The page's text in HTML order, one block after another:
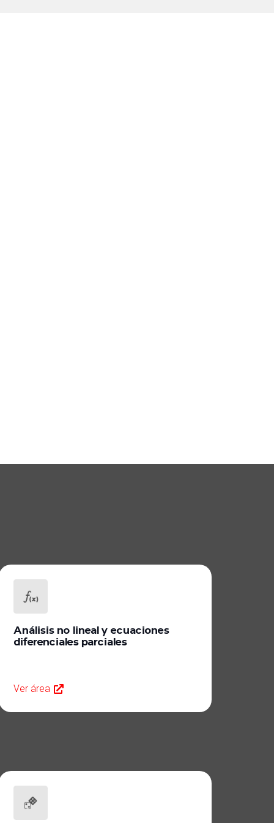
Análisis no lineal y ecuaciones
diferenciales parciales
Ver área